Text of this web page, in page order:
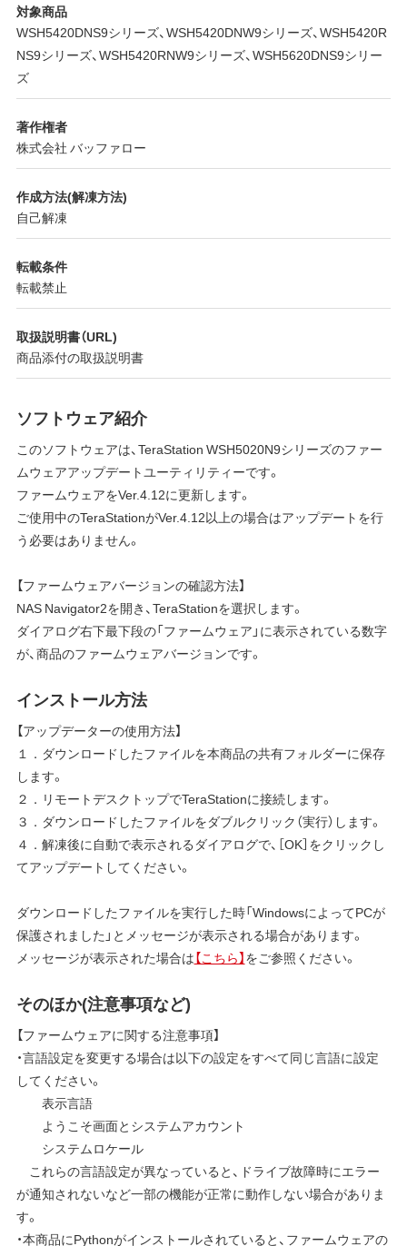
対象商品
WSH5420DNS9シリーズ、WSH5420DNW9シリーズ、WSH5420R
NS9シリーズ、WSH5420RNW9シリーズ、WSH5620DNS9シリー
ズ
著作権者
株式会社 バッファロー
作成方法(解凍方法)
自己解凍
転載条件
転載禁止
取扱説明書（URL)
商品添付の取扱説明書
ソフトウェア紹介
このソフトウェアは、TeraStation WSH5020N9シリーズのファー
ムウェアアップデートユーティリティーです。
ファームウェアをVer.4.12に更新します。
ご使用中のTeraStationがVer.4.12以上の場合はアップデートを行
う必要はありません。
【ファームウェアバージョンの確認方法】
NAS Navigator2を開き、TeraStationを選択します。
ダイアログ右下最下段の「ファームウェア」に表示されている数字
が、商品のファームウェアバージョンです。
インストール方法
【アップデーターの使用方法】
１．ダウンロードしたファイルを本商品の共有フォルダーに保存
します。
２．リモートデスクトップでTeraStationに接続します。
３．ダウンロードしたファイルをダブルクリック（実行）します。
４．解凍後に自動で表示されるダイアログで、［OK］をクリックし
てアップデートしてください。
ダウンロードしたファイルを実行した時「WindowsによってPCが
保護されました」とメッセージが表示される場合があります。
メッセージが表示された場合は【こちら】をご参照ください。
そのほか(注意事項など)
【ファームウェアに関する注意事項】
・言語設定を変更する場合は以下の設定をすべて同じ言語に設定
してください。
表示言語
ようこそ画面とシステムアカウント
システムロケール
これらの言語設定が異なっていると、ドライブ故障時にエラー
が通知されないなど一部の機能が正常に動作しない場合がありま
す。
・本商品にPythonがインストールされていると、ファームウェアの